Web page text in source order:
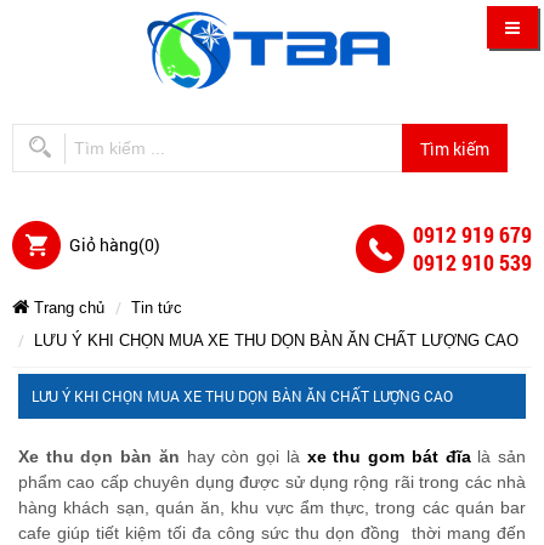
Giỏ hàng(0)
0912 919 679
0912 910 539
Trang chủ
Tin tức
LƯU Ý KHI CHỌN MUA XE THU DỌN BÀN ĂN CHẤT LƯỢNG CAO
LƯU
Ý
LƯU
Ý
LƯU
KHI
CHỌN
LƯU
Ý
KHI
LƯU
Ý
KHI
CHỌN
MUA
LƯU
CHỌN
MUA
XE
THU
LƯU Ý KHI CHỌN MUA XE THU DỌN BÀN ĂN CHẤT LƯỢNG CAO
Xe thu dọn bàn ăn hay còn gọi là xe thu gom bát đĩa là sản
phẩm cao cấp chuyên dụng được sử dụng rộng rãi trong các nhà
hàng khách sạn, quán ăn, khu vực ẩm thực, trong các quán bar
cafe giúp tiết kiệm tối đa công sức thu dọn đồng thời mang đến